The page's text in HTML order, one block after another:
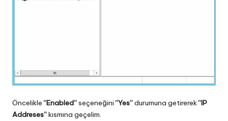
Öncelikle“Enabled”seçeneğini“Yes”durumuna getirerek“IP
Addreses”kısmına geçelim.